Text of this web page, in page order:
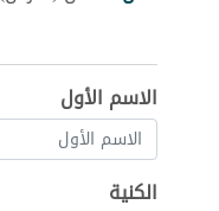
الاسم الأول
الكنية